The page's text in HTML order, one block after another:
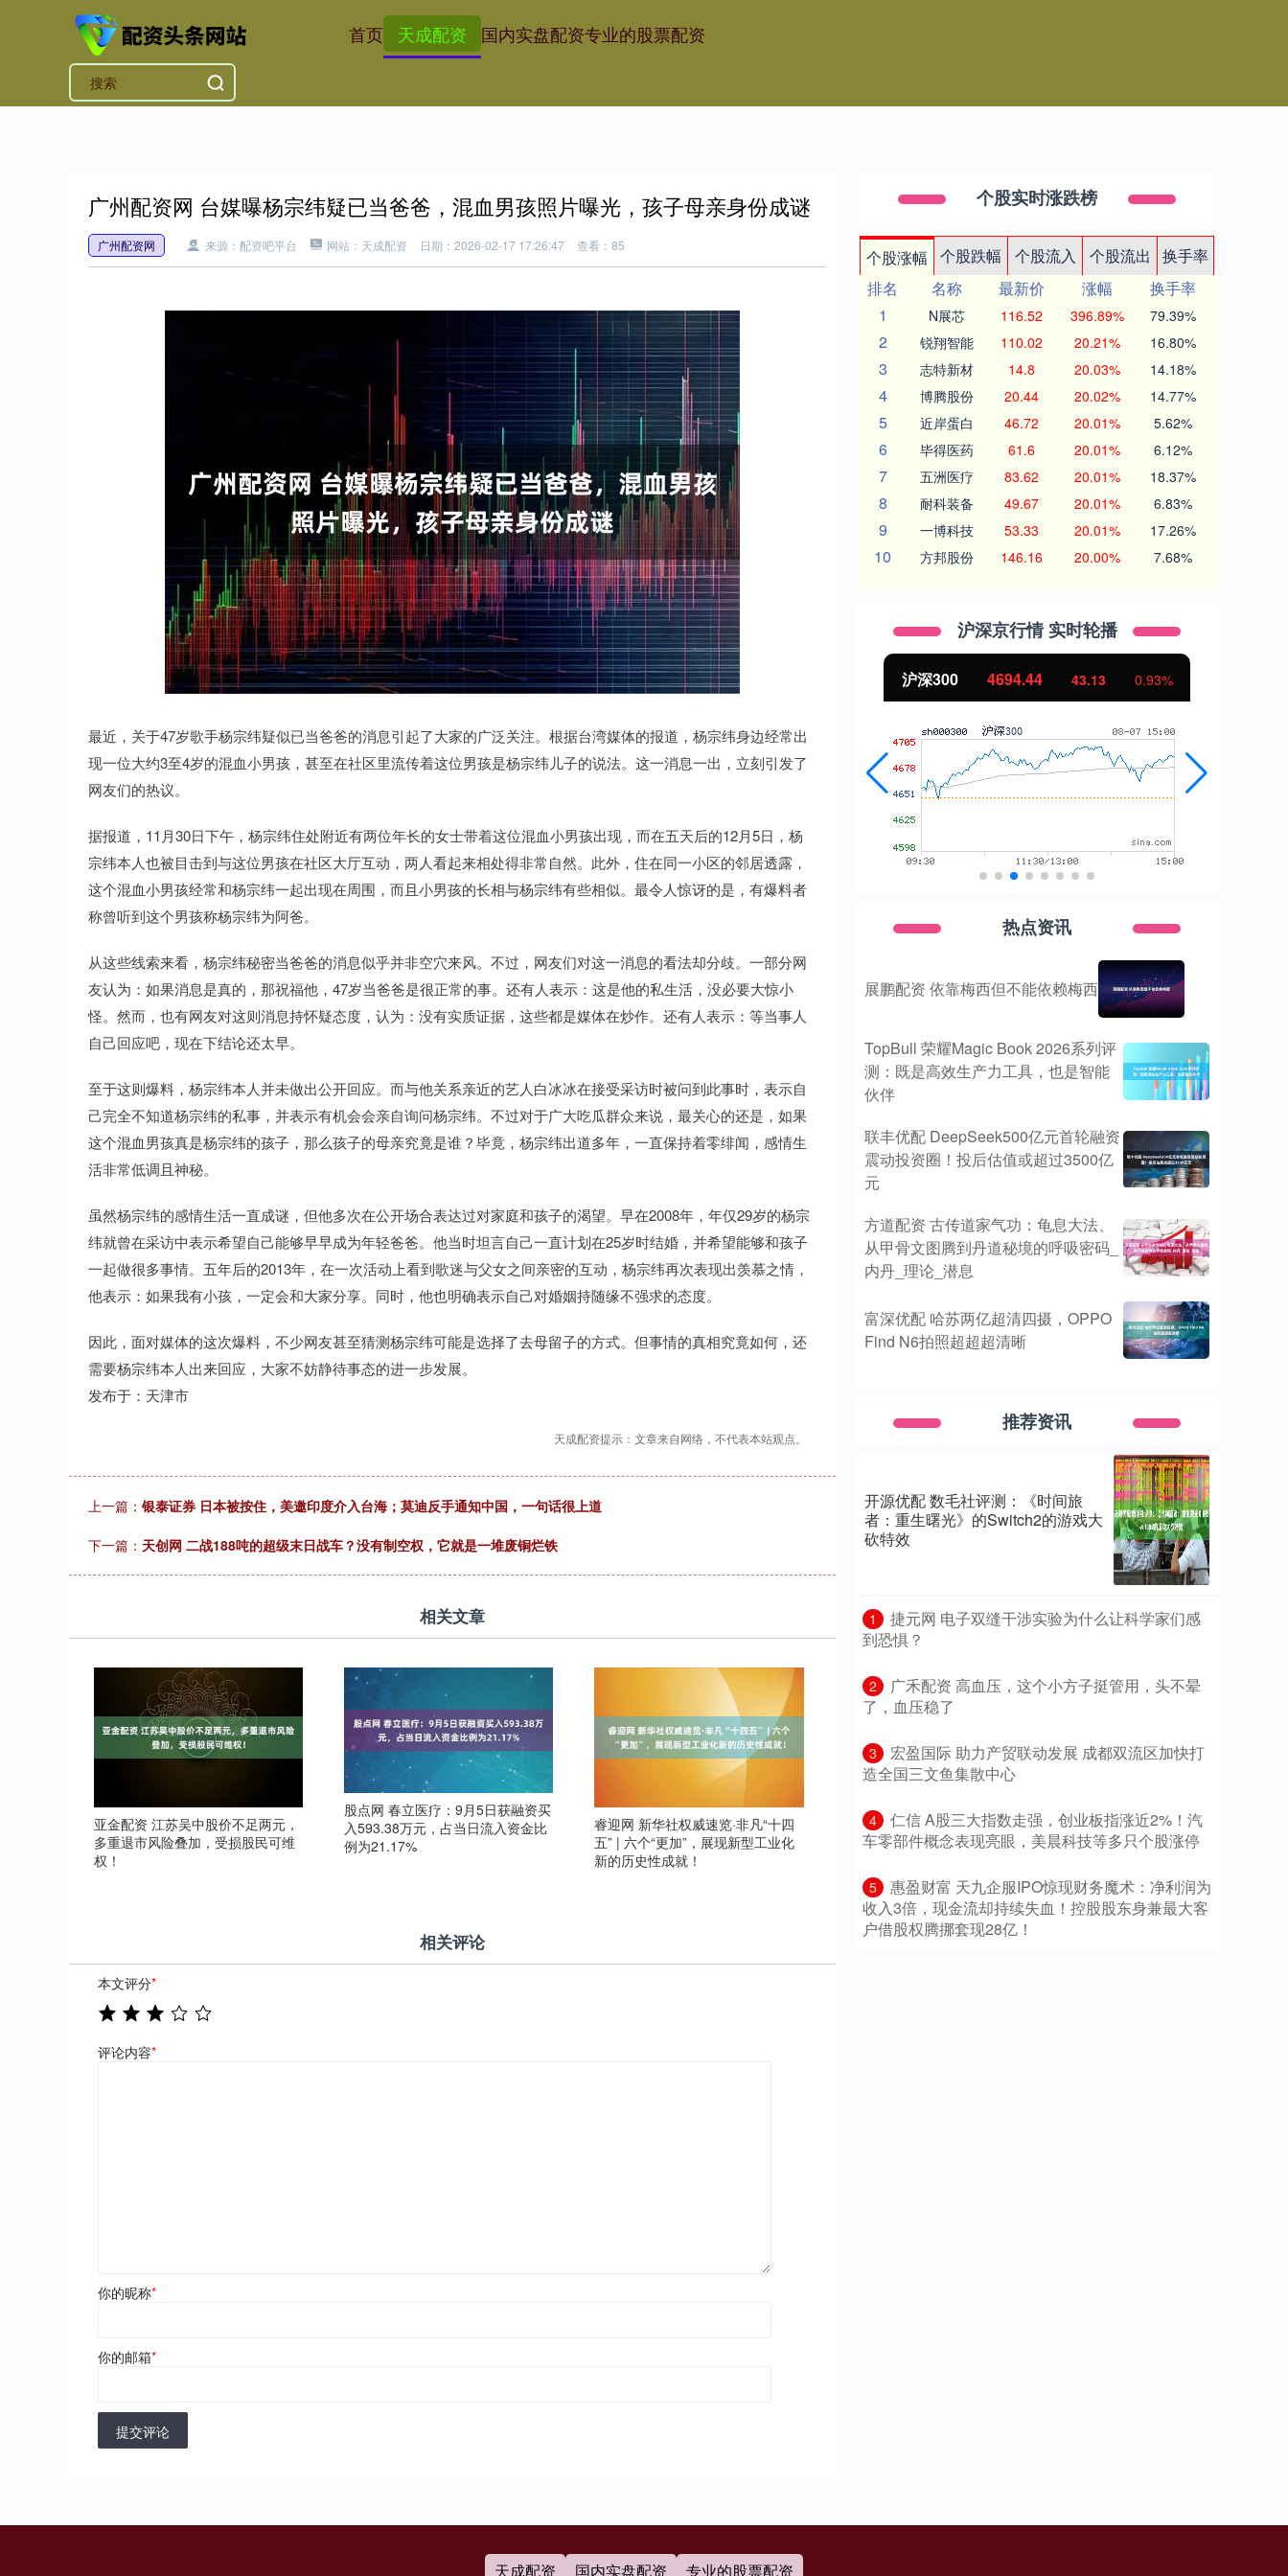
首页 天成配资 国内实盘配资专业的股票配资
广州配资网 台媒曝杨宗纬疑已当爸爸，混血男孩照片曝光，孩子母亲身份成谜
广州配资网 来源：配资吧平台 网站：天成配资 日期：2026-02-17 17:26:47 查看：85
最近，关于47岁歌手杨宗纬疑似已当爸爸的消息引起了大家的广泛关注。根据台湾媒体的报道，杨宗纬身边经常出
现一位大约3至4岁的混血小男孩，甚至在社区里流传着这位男孩是杨宗纬儿子的说法。这一消息一出，立刻引发了
网友们的热议。
据报道，11月30日下午，杨宗纬住处附近有两位年长的女士带着这位混血小男孩出现，而在五天后的12月5日，杨
宗纬本人也被目击到与这位男孩在社区大厅互动，两人看起来相处得非常自然。此外，住在同一小区的邻居透露，
这个混血小男孩经常和杨宗纬一起出现在周围，而且小男孩的长相与杨宗纬有些相似。最令人惊讶的是，有爆料者
称曾听到这个男孩称杨宗纬为阿爸。
从这些线索来看，杨宗纬秘密当爸爸的消息似乎并非空穴来风。不过，网友们对这一消息的看法却分歧。一部分网
友认为：如果消息是真的，那祝福他，47岁当爸爸是很正常的事。还有人表示：这是他的私生活，没必要大惊小
怪。然而，也有网友对这则消息持怀疑态度，认为：没有实质证据，这些都是媒体在炒作。还有人表示：等当事人
自己回应吧，现在下结论还太早。
至于这则爆料，杨宗纬本人并未做出公开回应。而与他关系亲近的艺人白冰冰在接受采访时被问到此事时，表示自
己完全不知道杨宗纬的私事，并表示有机会会亲自询问杨宗纬。不过对于广大吃瓜群众来说，最关心的还是，如果
这个混血男孩真是杨宗纬的孩子，那么孩子的母亲究竟是谁？毕竟，杨宗纬出道多年，一直保持着零绯闻，感情生
活非常低调且神秘。
虽然杨宗纬的感情生活一直成谜，但他多次在公开场合表达过对家庭和孩子的渴望。早在2008年，年仅29岁的杨宗
纬就曾在采访中表示希望自己能够早早成为年轻爸爸。他当时坦言自己一直计划在25岁时结婚，并希望能够和孩子
一起做很多事情。五年后的2013年，在一次活动上看到歌迷与父女之间亲密的互动，杨宗纬再次表现出羡慕之情，
他表示：如果我有小孩，一定会和大家分享。同时，他也明确表示自己对婚姻持随缘不强求的态度。
因此，面对媒体的这次爆料，不少网友甚至猜测杨宗纬可能是选择了去母留子的方式。但事情的真相究竟如何，还
需要杨宗纬本人出来回应，大家不妨静待事态的进一步发展。
发布于：天津市
天成配资提示：文章来自网络，不代表本站观点。
上一篇： 银泰证券 日本被按住，美邀印度介入台海；莫迪反手通知中国，一句话很上道
下一篇： 天创网 二战188吨的超级末日战车？没有制空权，它就是一堆废铜烂铁
相关文章
亚金配资 江苏吴中股价不足两元，
多重退市风险叠加，受损股民可维
权！
股点网 春立医疗：9月5日获融资买
入593.38万元，占当日流入资金比
例为21.17%
睿迎网 新华社权威速览·非凡“十四
五” | 六个“更加”，展现新型工业化
新的历史性成就！
相关评论
本文评分*
评论内容*
你的昵称*
你的邮箱*
提交评论
个股实时涨跌榜
个股涨幅 个股跌幅 个股流入 个股流出
换手率
排名
名称 最新价 涨幅
换手率
1
N展芯 116.52 396.89% 79.39%
2 锐翔智能 110.02 20.21% 16.80%
3 志特新材 14.8 20.03% 14.18%
4 博腾股份 20.44 20.02% 14.77%
5 近岸蛋白 46.72 20.01% 5.62%
6 毕得医药 61.6 20.01% 6.12%
7 五洲医疗 83.62 20.01% 18.37%
8 耐科装备 49.67 20.01% 6.83%
9 一博科技 53.33 20.01% 17.26%
10 方邦股份 146.16 20.00% 7.68%
沪深京行情 实时轮播
深证成指 14311.01 200.89 1.42% 沪深300 4694.44 43.13 北证50 1134.24 11.37 1.01%
热点资讯
展鹏配资 依靠梅西但不能依赖梅西
TopBull 荣耀Magic Book 2026系列评
测：既是高效生产力工具，也是智能
伙伴
联丰优配 DeepSeek500亿元首轮融资
震动投资圈！投后估值或超过3500亿
元
方道配资 古传道家气功：龟息大法、
从甲骨文图腾到丹道秘境的呼吸密码_
内丹_理论_潜息
富深优配 哈苏两亿超清四摄，OPPO
Find N6拍照超超超清晰
推荐资讯
开源优配 数毛社评测：《时间旅
者：重生曙光》的Switch2的游戏大
砍特效
1
​捷元网 电子双缝干涉实验为什么让科学家们感
到恐惧？
2
​广禾配资 高血压，这个小方子挺管用，头不晕
了，血压稳了
3
​宏盈国际 助力产贸联动发展 成都双流区加快打
造全国三文鱼集散中心
4
​仁信 A股三大指数走强，创业板指涨近2%！汽
车零部件概念表现亮眼，美晨科技等多只个股涨停
5
​惠盈财富 天九企服IPO惊现财务魔术：净利润为
收入3倍，现金流却持续失血！控股股东身兼最大客
户借股权腾挪套现28亿！
天成配资 国内实盘配资 专业的股票配资